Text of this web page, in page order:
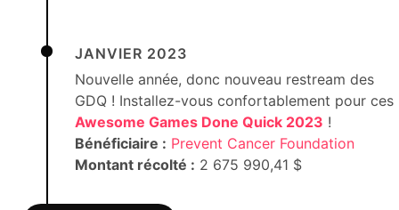
JANVIER 2023
Nouvelle année, donc nouveau restream des
GDQ ! Installez-vous confortablement pour ces
Awesome Games Done Quick 2023 !
Bénéficiaire : Prevent Cancer Foundation
Montant récolté : 2 675 990,41 $